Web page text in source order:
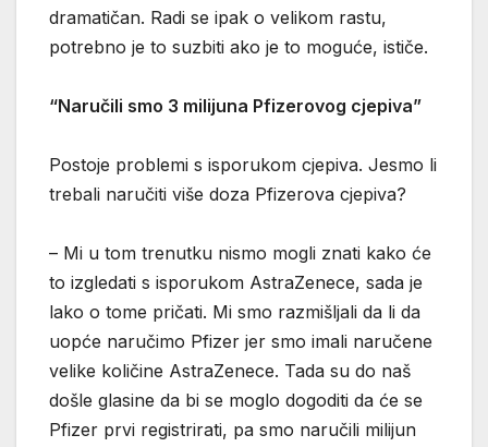
dramatičan. Radi se ipak o velikom rastu,
potrebno je to suzbiti ako je to moguće, ističe.
“Naručili smo 3 milijuna Pfizerovog cjepiva”
Postoje problemi s isporukom cjepiva. Jesmo li
trebali naručiti više doza Pfizerova cjepiva?
– Mi u tom trenutku nismo mogli znati kako će
to izgledati s isporukom AstraZenece, sada je
lako o tome pričati. Mi smo razmišljali da li da
uopće naručimo Pfizer jer smo imali naručene
velike količine AstraZenece. Tada su do naš
došle glasine da bi se moglo dogoditi da će se
Pfizer prvi registrirati, pa smo naručili milijun